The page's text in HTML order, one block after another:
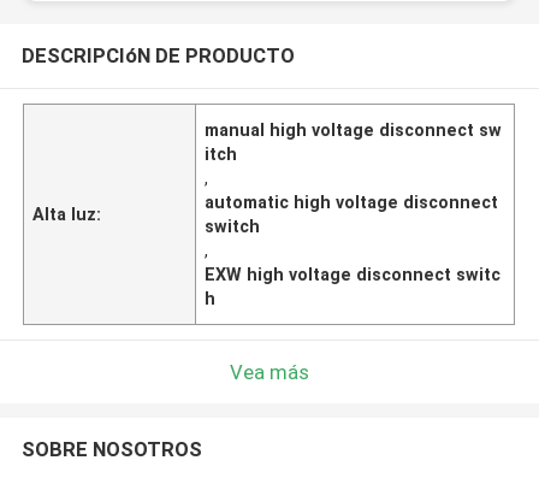
DESCRIPCIóN DE PRODUCTO
Alta luz:
manual high voltage disconnect sw
itch
,
automatic high voltage disconnect
switch
,
EXW high voltage disconnect switc
h
Vea más
SOBRE NOSOTROS